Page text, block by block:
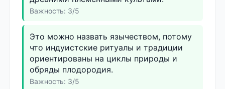
Важность: 3/5
Это можно назвать язычеством, потому
что индуистские ритуалы и традиции
ориентированы на циклы природы и
обряды плодородия.
Важность: 3/5